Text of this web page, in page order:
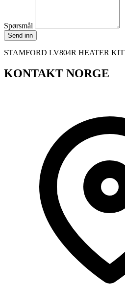
Spørsmål
Send inn
STAMFORD LV804R HEATER KIT
KONTAKT NORGE